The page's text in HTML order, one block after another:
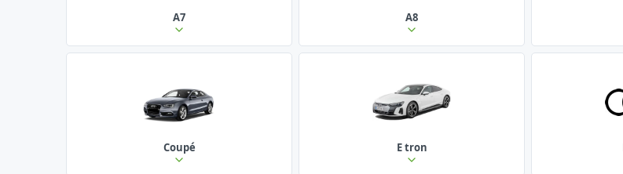
A7 A8
Coupé E tron